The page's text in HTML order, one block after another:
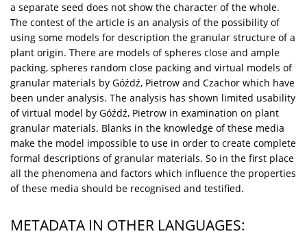
a separate seed does not show the character of the whole.
The contest of the article is an analysis of the possibility of
using some models for description the granular structure of a
plant origin. There are models of spheres close and ample
packing, spheres random close packing and virtual models of
granular materials by Góźdź, Pietrow and Czachor which have
been under analysis. The analysis has shown limited usability
of virtual model by Góźdź, Pietrow in examination on plant
granular materials. Blanks in the knowledge of these media
make the model impossible to use in order to create complete
formal descriptions of granular materials. So in the first place
all the phenomena and factors which influence the properties
of these media should be recognised and testified.
METADATA IN OTHER LANGUAGES: